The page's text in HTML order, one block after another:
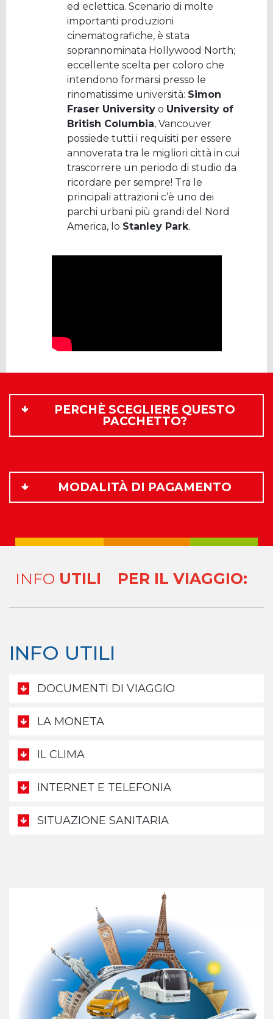
ed eclettica. Scenario di molte
importanti produzioni
cinematografiche, è stata
soprannominata Hollywood North;
eccellente scelta per coloro che
intendono formarsi presso le
rinomatissime università: Simon
Fraser University o University of
British Columbia, Vancouver
possiede tutti i requisiti per essere
annoverata tra le migliori città in cui
trascorrere un periodo di studio da
ricordare per sempre! Tra le
principali attrazioni c’è uno dei
parchi urbani più grandi del Nord
America, lo Stanley Park.
PERCHÈ SCEGLIERE QUESTO
PACCHETTO?
MODALITÀ DI PAGAMENTO
INFO UTILI PER IL VIAGGIO:
INFO UTILI
DOCUMENTI DI VIAGGIO
LA MONETA
IL CLIMA
INTERNET E TELEFONIA
SITUAZIONE SANITARIA